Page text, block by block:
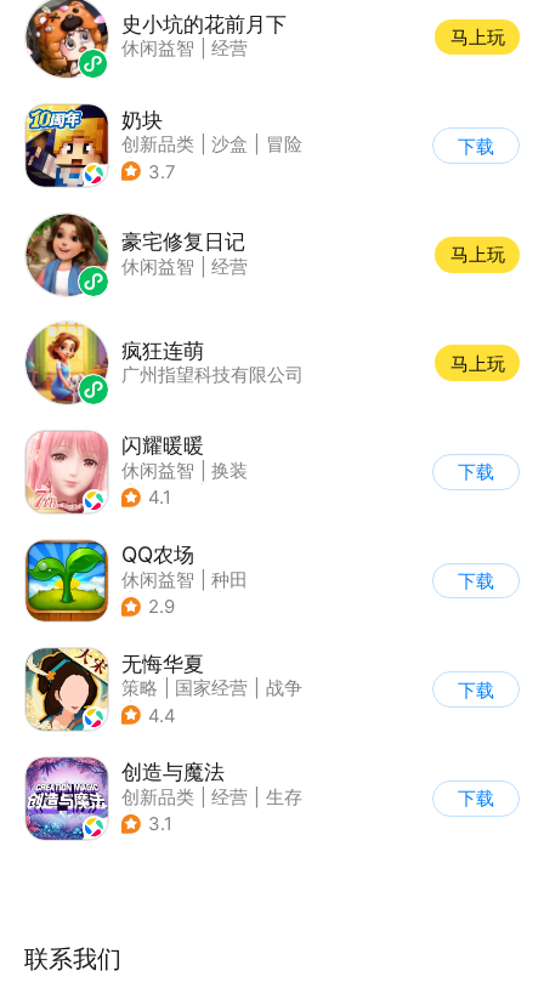
史小坑的花前月下
休闲益智 经营
马上玩
奶块
创新品类 沙盒
冒险
| 开放世界
3.7
下载
豪宅修复日记
休闲益智 经营
马上玩
疯狂连萌
广州指望科技有限公司
马上玩
闪耀暖暖
休闲益智
换装
| 美少女
4.1
下载
QQ农场
休闲益智
种田
| 田园生活
2.9
下载
无悔华夏
策略 国家经营
战争
| 中国风
4.4
下载
创造与魔法
创新品类 经营
生存
| 开放世界
3.1
下载
联系我们